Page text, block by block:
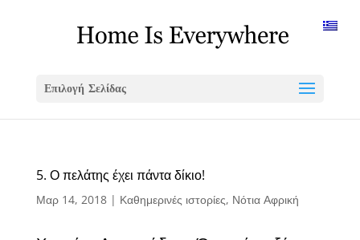
Επιλογή Σελίδας
5. Ο πελάτης έχει πάντα δίκιο!
Μαρ 14, 2018| Καθημερινές ιστορίες, Νότια Αφρική